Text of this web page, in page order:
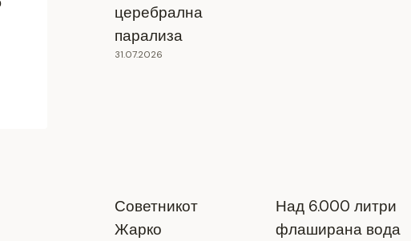
светските параглајдеристи!
05.07.2024
церебрална
парализа
31.07.2026
Советникот
Жарко
Над 6.000 литри
флаширана вода